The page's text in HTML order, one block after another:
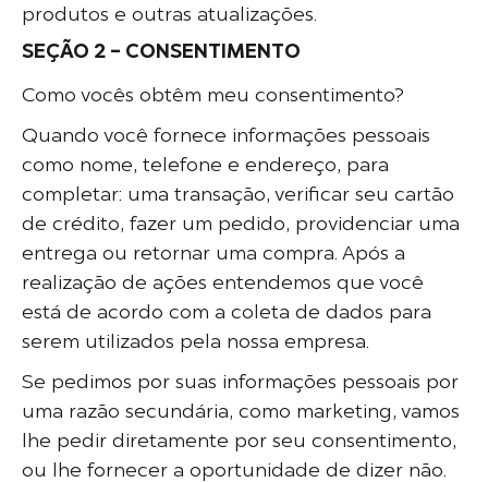
produtos e outras atualizações.
SEÇÃO 2 – CONSENTIMENTO
Como vocês obtêm meu consentimento?
Quando você fornece informações pessoais
como nome, telefone e endereço, para
completar: uma transação, verificar seu cartão
de crédito, fazer um pedido, providenciar uma
entrega ou retornar uma compra. Após a
realização de ações entendemos que você
está de acordo com a coleta de dados para
serem utilizados pela nossa empresa.
Se pedimos por suas informações pessoais por
uma razão secundária, como marketing, vamos
lhe pedir diretamente por seu consentimento,
ou lhe fornecer a oportunidade de dizer não.